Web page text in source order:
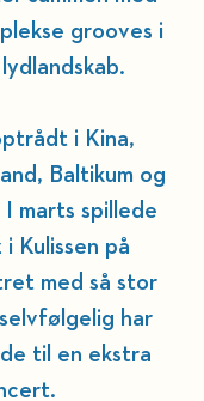
grooves i
i Kina,
Baltikum og
I marts spillede
i Kulissen på
med så stor
har
til en ekstra